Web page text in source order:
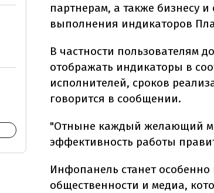
партнерам, а также бизнесу
выполнения индикаторов
В частности пользователям
отображать индикаторы в
исполнителей, сроков
говорится в сообщении.
"Отныне каждый желающий
эффективность работы
Инфопанель станет
общественности и медиа,